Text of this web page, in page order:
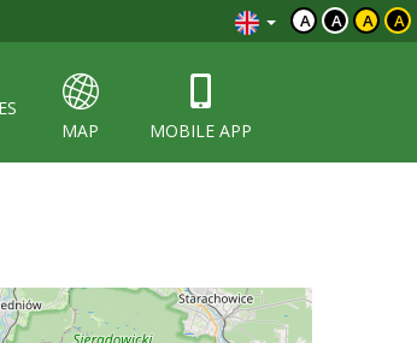
A A A A
MAP
MOBILE APP